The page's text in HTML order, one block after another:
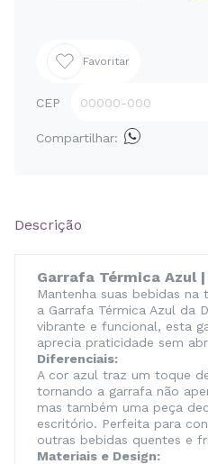
Favoritar
CEP
Compartilhar:
Descrição
Garrafa Térmica Azul |
Mantenha suas bebidas
a Garrafa Térmica Azul da
vibrante e funcional, esta
aprecia praticidade sem
Diferenciais:
A cor azul traz um toque
tornando a garrafa não
mas também uma peça
escritório. Perfeita para
outras bebidas quentes e
Materiais e Design: